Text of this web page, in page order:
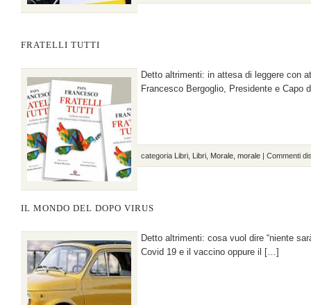
FRATELLI TUTTI
Detto altrimenti: in attesa di leggere
Francesco Bergoglio, Presidente e Capo
categoria Libri Libri Morale morale | Commenti
IL MONDO DEL DOPO VIRUS
Detto altrimenti: cosa vuol dire “niente
Covid 19 e il vaccino oppure il […]